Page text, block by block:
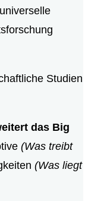
Studien
das Big
(Was treibt
(Was liegt